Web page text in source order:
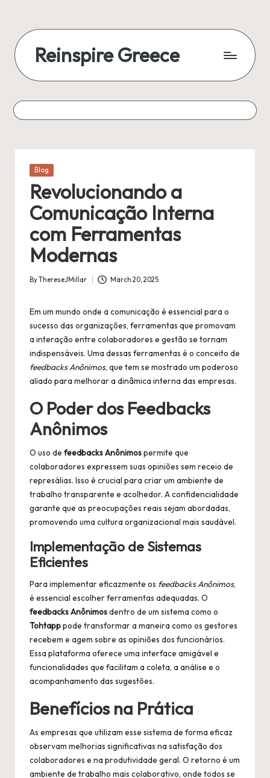
Reinspire Greece
Posted
Blog
Revolucionando a
Comunicação Interna
com Ferramentas
Modernas
Posted
ByThereseJMillar March 20, 2025
Em um mundo onde a comunicação é essencial para o
sucesso das organizações, ferramentas que promovam
a interação entre colaboradores e gestão se tornam
indispensáveis. Uma dessas ferramentas é o conceito de
feedbacks Anônimos, que tem se mostrado um poderoso
aliado para melhorar a dinâmica interna das empresas.
O Poder dos Feedbacks
Anônimos
O uso de feedbacks Anônimospermite que
colaboradores expressem suas opiniões sem receio de
represálias. Isso é crucial para criar um ambiente de
trabalho transparente e acolhedor. A confidencialidade
garante que as preocupações reais sejam abordadas,
promovendo uma cultura organizacional mais saudável.
Implementação de Sistemas
Eficientes
Para implementar eficazmente os feedbacks Anônimos,
é essencial escolher ferramentas adequadas. O
feedbacks Anônimosdentro de um sistema como o
Tohtapppode transformar a maneira como os gestores
recebem e agem sobre as opiniões dos funcionários.
Essa plataforma oferece uma interface amigável e
funcionalidades que facilitam a coleta, a análise e o
acompanhamento das sugestões.
Benefícios na Prática
As empresas que utilizam esse sistema de forma eficaz
observam melhorias significativas na satisfação dos
colaboradores e na produtividade geral. O retorno é um
ambiente de trabalho mais colaborativo, onde todos se